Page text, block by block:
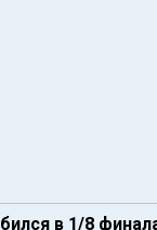
в 1/8